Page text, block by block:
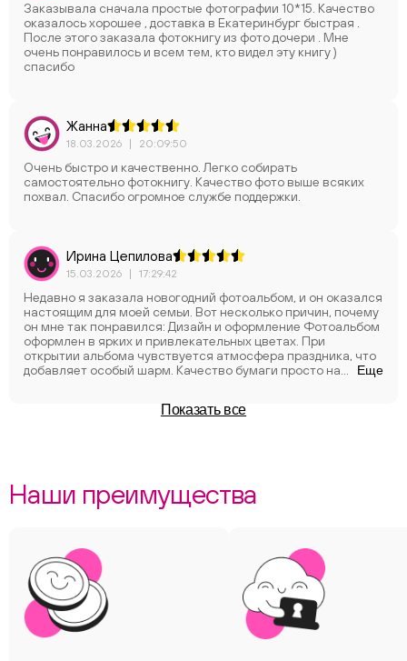
Заказывала сначала простые фотографии 10*15. Качество
оказалось хорошее , доставка в Екатеринбург быстрая .
После этого заказала фотокнигу из фото дочери . Мне
очень понравилось и всем тем, кто видел эту книгу )
спасибо
Жанна
18.03.2026 | 20:09:50
Очень быстро и качественно. Легко собирать
самостоятельно фотокнигу. Качество фото выше всяких
похвал. Спасибо огромное службе поддержки.
Ирина Цепилова
15.03.2026 | 17:29:42
Недавно я заказала новогодний фотоальбом, и он оказался
настоящим для моей семьи. Вот несколько причин, почему
он мне так понравился: Дизайн и оформление Фотоальбом
оформлен в ярких и привлекательных цветах. При
открытии альбома чувствуется атмосфера праздника, что
добавляет особый шарм. Качество бумаги просто на
отличный подарок для родных и близких. Новый год — это
фотоальбом на новогоднюю тематику, я с уверенностью
могу рекомендовать этот! Он не только красивый и
Еще
Показать все
Наши преимущества